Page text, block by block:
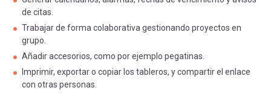
de citas.
Trabajar de forma colaborativa gestionando proyectos en
grupo.
Añadir accesorios, como por ejemplo pegatinas.
Imprimir, exportar o copiar los tableros, y compartir el enlace
con otras personas.